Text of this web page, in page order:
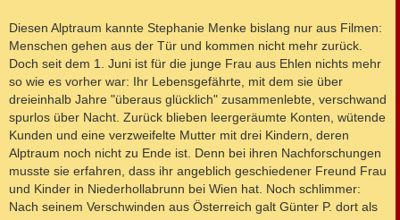
Diesen Alptraum kannte Stephanie Menke bislang nur aus Filmen:
Menschen gehen aus der Tür und kommen nicht mehr zurück.
Doch seit dem 1. Juni ist für die junge Frau aus Ehlen nichts mehr
so wie es vorher war: Ihr Lebensgefährte, mit dem sie über
dreieinhalb Jahre "überaus glücklich" zusammenlebte, verschwand
spurlos über Nacht. Zurück blieben leergeräumte Konten, wütende
Kunden und eine verzweifelte Mutter mit drei Kindern, deren
Alptraum noch nicht zu Ende ist. Denn bei ihren Nachforschungen
musste sie erfahren, dass ihr angeblich geschiedener Freund Frau
und Kinder in Niederhollabrunn bei Wien hat. Noch schlimmer:
Nach seinem Verschwinden aus Österreich galt Günter P. dort als